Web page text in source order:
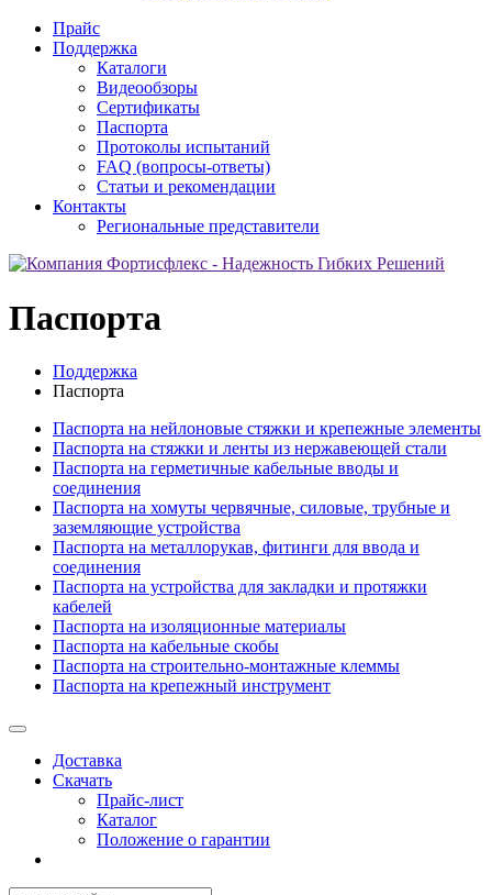
Прайс
Поддержка
Каталоги
Видеообзоры
Сертификаты
Паспорта
Протоколы испытаний
FAQ (вопросы-ответы)
Статьи и рекомендации
Контакты
Региональные представители
Паспорта
Поддержка
Паспорта
Паспорта на нейлоновые стяжки и крепежные элементы
Паспорта на стяжки и ленты из нержавеющей стали
Паспорта на герметичные кабельные вводы и
соединения
Паспорта на хомуты червячные, силовые, трубные и
заземляющие устройства
Паспорта на металлорукав, фитинги для ввода и
соединения
Паспорта на устройства для закладки и протяжки
кабелей
Паспорта на изоляционные материалы
Паспорта на кабельные скобы
Паспорта на строительно-монтажные клеммы
Паспорта на крепежный инструмент
Доставка
Скачать
Прайс-лист
Каталог
Положение о гарантии